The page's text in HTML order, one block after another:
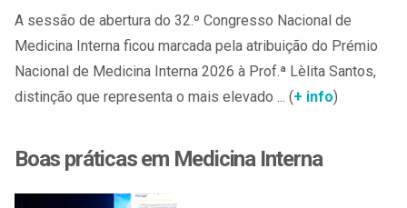
A sessão de abertura do 32.º Congresso Nacional de
Medicina Interna ficou marcada pela atribuição do Prémio
Nacional de Medicina Interna 2026 à Prof.ª Lèlita Santos,
distinção que representa o mais elevado ... (+ info)
Boas práticas em Medicina Interna